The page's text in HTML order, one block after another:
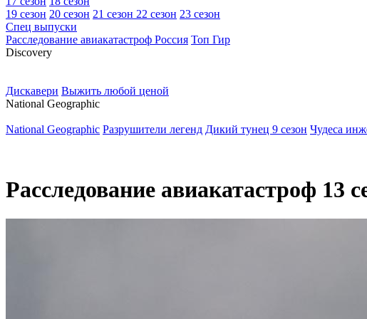
19 сезон 20 сезон 21 сезон 22 сезон 23 сезон
Спец выпуски
Расследование авиакатастроф Россия Топ Гир
Discovery
Дискавери Выжить любой ценой
National Geographic
National Geographic Разрушители легенд Дикий тунец 9 сезон Чудеса
Расследование авиакатастроф 13